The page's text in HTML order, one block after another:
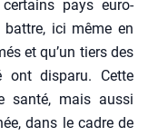
pays euro­
ici même en
et qu’un tiers des
ont dis­pa­ru. Cette
san­té, mais aus­si
dans le cadre de